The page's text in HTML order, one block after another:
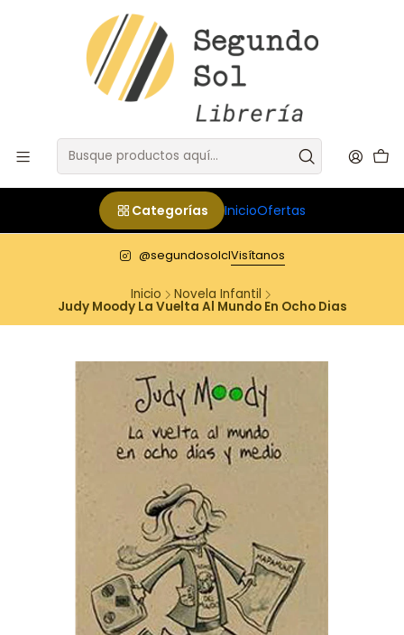
Categorías InicioOfertas
@segundosolclVisítanos
Inicio Novela Infantil
Judy Moody La Vuelta Al Mundo En Ocho Dias